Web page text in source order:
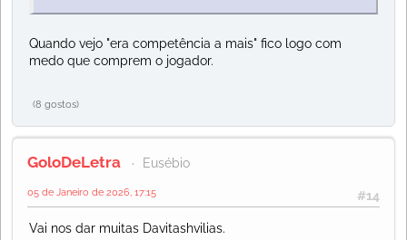
Quando vejo "era competência a mais" fico logo com
medo que comprem o jogador.
(8 gostos)
GoloDeLetra Eusébio
#14
05 de Janeiro de 2026, 17:15
Vai nos dar muitas Davitashvilias.